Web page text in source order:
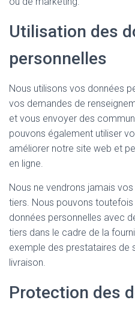
Utilisation des
personnelles
Nous utilisons vos données
vos demandes de
et vous envoyer des
pouvons également utiliser
améliorer notre site web et
en ligne.
Nous ne vendrons jamais
tiers. Nous pouvons
données personnelles avec
tiers dans le cadre de la
exemple des prestataires de
livraison.
Protection des